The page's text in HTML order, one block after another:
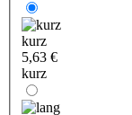
kurz
5,63 €
kurz